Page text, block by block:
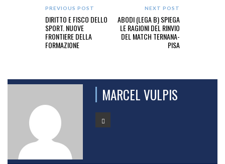
PREVIOUS POST
DIRITTO E FISCO DELLO
SPORT. NUOVE
FRONTIERE DELLA
FORMAZIONE
NEXT POST
ABODI (LEGA B) SPIEGA
LE RAGIONI DEL RINVIO
DEL MATCH TERNANA-
PISA
MARCEL VULPIS